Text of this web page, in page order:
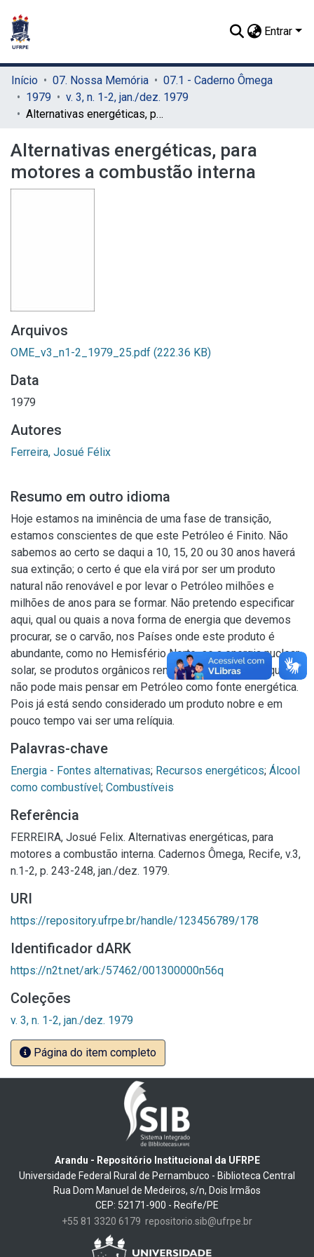
Entrar
Início 07. Nossa Memória
07.1 - Caderno Ômega
1979
v. 3, n. 1-2, jan./dez. 1979
Alternativas energéticas, para motores a combustão interna
Alternativas energéticas, para
motores a combustão interna
Arquivos
OME_v3_n1-2_1979_25.pdf (222.36 KB)
Data
1979
Autores
Ferreira, Josué Félix
Resumo em outro idioma
Hoje estamos na iminência de uma fase de transição,
estamos conscientes de que este Petróleo é Finito. Não
sabemos ao certo se daqui a 10, 15, 20 ou 30 anos haverá
sua extinção; o certo é que ela virá por ser um produto
natural não renovável e por levar o Petróleo milhões e
milhões de anos para se formar. Não pretendo especificar
aqui, qual ou quais a nova forma de energia que devemos
procurar, se o carvão, nos Países onde este produto é
abundante, como no Hemisfério Norte, se a energia nuclear,
solar, se produtos orgânicos renováveis etc. O certo que
não pode mais pensar em Petróleo como fonte energética.
Pois já está sendo considerado um produto nobre e em
pouco tempo vai ser uma relíquia.
Palavras-chave
Energia - Fontes alternativas; Recursos energéticos; Álcool
como combustível; Combustíveis
Referência
FERREIRA, Josué Felix. Alternativas energéticas, para
motores a combustão interna. Cadernos Ômega, Recife, v.3,
n.1-2, p. 243-248, jan./dez. 1979.
URI
https://repository.ufrpe.br/handle/123456789/178
Identificador dARK
https://n2t.net/ark:/57462/001300000n56q
Coleções
v. 3, n. 1-2, jan./dez. 1979
Página do item completo
Arandu - Repositório Institucional da UFRPE
Universidade Federal Rural de Pernambuco - Biblioteca Central
Rua Dom Manuel de Medeiros, s/n, Dois Irmãos
CEP: 52171-900 - Recife/PE
+55 81 3320 6179 repositorio.sib@ufrpe.br